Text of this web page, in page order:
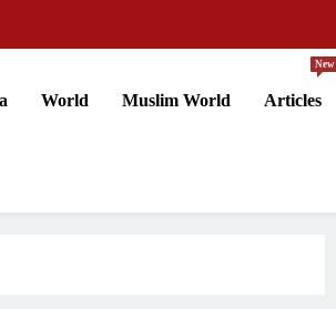
World Muslim World Articles
New